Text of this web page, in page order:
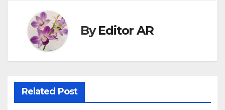
ByEditor AR
Related Post